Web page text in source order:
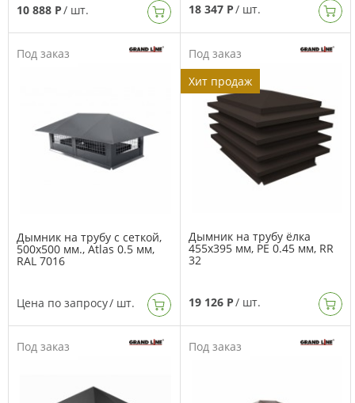
10 888 Р/ шт. 18 347 Р/ шт.
Под заказ
Дымник на трубу с сеткой,
500х500 мм., Atlas 0.5 мм,
RAL 7016
Цена по запросу/ шт.
Под заказ
Хит продаж
Дымник на трубу ёлка
455х395 мм, PE 0.45 мм, RR
32
19 126 Р/ шт.
Под заказ Под заказ